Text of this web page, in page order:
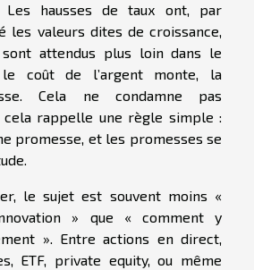
Les hausses de taux ont, par
les valeurs dites de croissance,
attendus plus loin dans le
coût de l’argent monte, la
Cela ne condamne pas
cela rappelle une règle simple :
promesse, et les promesses se
le sujet est souvent moins «
» que « comment y
». Entre actions en direct,
ETF, private equity, ou même